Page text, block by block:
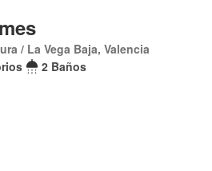
/ La Vega Baja, Valencia
2 Baños